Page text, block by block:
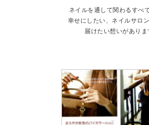
ネイルを通して関わるすべ
幸せにしたい、ネイルサロ
届けたい想いがありま